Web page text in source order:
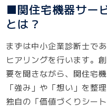
■関住宅機器サー
とは？
まずは中小企業診断士で
ヒアリングを行います。
要を聞きながら、関住宅
「強み」や「想い」を整
独自の「価値づくりシー